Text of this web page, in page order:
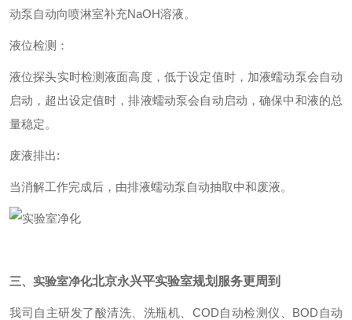
动泵自动向喷淋室补充NaOH溶液。
液位检测：
液位探头实时检测液面高度，低于设定值时，加液蠕动泵会自动
启动，超出设定值时，排液蠕动泵会自动启动，确保中和液的总
量稳定。
废液排出:
当消解工作完成后，由排液蠕动泵自动抽取中和废液。
三、 实验室净化北京永兴平实验室规划服务更周到
我司自主研发了酸清洗、洗瓶机、COD自动检测仪、BOD自动